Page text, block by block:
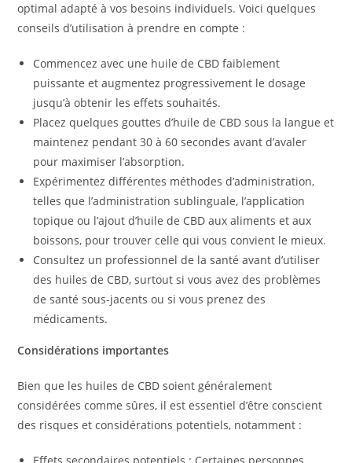
optimal adapté à vos besoins individuels. Voici quelques
conseils d’utilisation à prendre en compte :
Commencez avec une huile de CBD faiblement
puissante et augmentez progressivement le dosage
jusqu’à obtenir les effets souhaités.
Placez quelques gouttes d’huile de CBD sous la langue et
maintenez pendant 30 à 60 secondes avant d’avaler
pour maximiser l’absorption.
Expérimentez différentes méthodes d’administration,
telles que l’administration sublinguale, l’application
topique ou l’ajout d’huile de CBD aux aliments et aux
boissons, pour trouver celle qui vous convient le mieux.
Consultez un professionnel de la santé avant d’utiliser
des huiles de CBD, surtout si vous avez des problèmes
de santé sous-jacents ou si vous prenez des
médicaments.
Considérations importantes
Bien que les huiles de CBD soient généralement
considérées comme sûres, il est essentiel d’être conscient
des risques et considérations potentiels, notamment :